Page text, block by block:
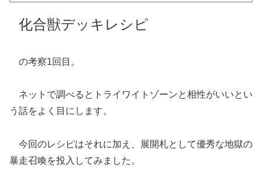
化合獣デッキレシピ
の考察1回目。
ネットで調べるとトライワイトゾーンと相性がいいとい
う話をよく目にします。
今回のレシピはそれに加え、展開札として優秀な地獄の
暴走召喚を投入してみました。